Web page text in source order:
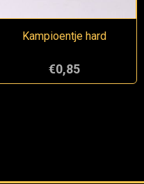
Kampioentje hard
€0,85